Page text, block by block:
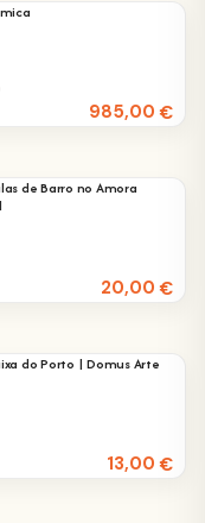
985,00€
de Barro no Amora
20,00€
do Porto | Domus Arte
13,00€